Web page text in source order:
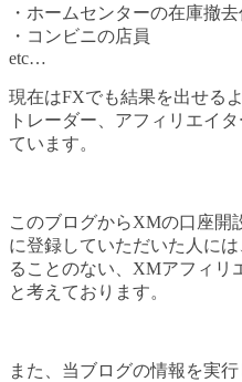
・ホームセンターの在庫撤
・コンビニの店員
etc…
現在はFXでも結果を出せる
トレーダー、アフィリエイ
ています。
このブログからXMの口座開
に登録していただいた人に
ることのない、XMアフィリ
と考えております。
また、当ブログの情報を実